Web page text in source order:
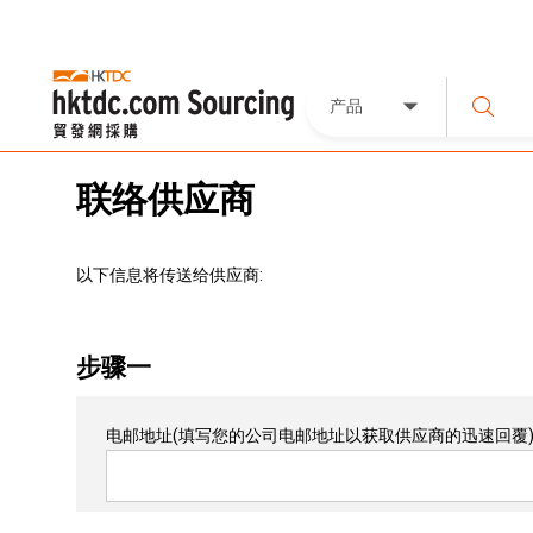
产品
联络供应商
以下信息将传送给供应商:
步骤一
电邮地址(填写您的公司电邮地址以获取供应商的迅速回覆)